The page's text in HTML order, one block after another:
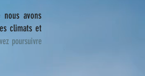
nous avons
climats et
poursuivre